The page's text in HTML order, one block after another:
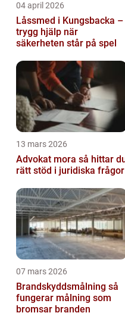
04 april 2026
Låssmed i Kungsbacka –
trygg hjälp när
säkerheten står på spel
13 mars 2026
Advokat mora så hittar du
rätt stöd i juridiska frågor
07 mars 2026
Brandskyddsmålning så
fungerar målning som
bromsar branden